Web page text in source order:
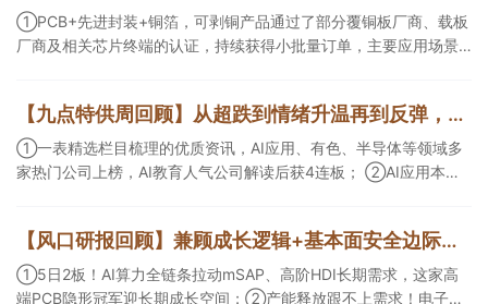
①PCB+先进封装+铜箔，可剥铜产品通过了部分覆铜板厂商、载板
厂商及相关芯片终端的认证，持续获得小批量订单，主要应用场景
等方面具有丰富经验，具备承接细胞与基因治疗产品商业化受托生
产的合规资质，这家公司获净买入。
【九点特供周回顾】从超跌到情绪升温再到反弹，栏目梳理AI应用题材逻辑，AI教育人气公司解读后获4连板
①一表精选栏目梳理的优质资讯，AI应用、有色、半导体等领域多
家热门公司上榜，AI教育人气公司解读后获4连板； ②AI应用本周
角前瞻产业供需情况，提及2家核心公司双双涨停。
【风口研报回顾】兼顾成长逻辑+基本面安全边际！王牌自营前瞻覆盖“pcb+MLCC+电子布”，梳理AI产业链优质标的“深坑起跳”
①5日2板！AI算力全链条拉动mSAP、高阶HDI长期需求，这家高
端PCB隐形冠军迎长期成长空间；②产能释放跟不上需求！电子布